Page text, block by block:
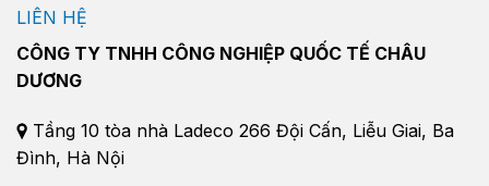
LIÊN HỆ
CÔNG TY TNHH CÔNG NGHIỆP QUỐC TẾ CHÂU
DƯƠNG
Tầng 10 tòa nhà Ladeco 266 Đội Cấn, Liễu Giai, Ba
Đình, Hà Nội